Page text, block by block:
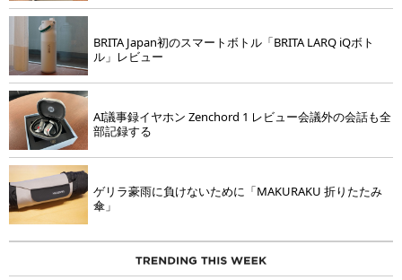
BRITA Japan初のスマートボトル「BRITA LARQ iQボト
ル」レビュー
AI議事録イヤホン Zenchord 1 レビュー会議外の会話も全
部記録する
ゲリラ豪雨に負けないために「MAKURAKU 折りたたみ
傘」